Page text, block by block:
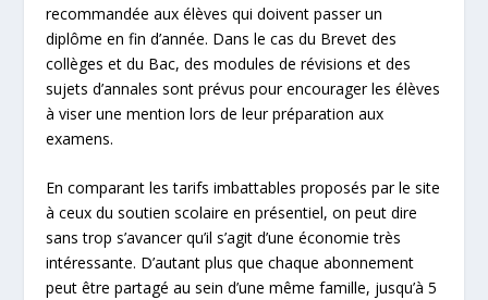
recommandée aux élèves qui doivent passer un
diplôme en fin d’année. Dans le cas du Brevet des
collèges et du Bac, des modules de révisions et des
sujets d’annales sont prévus pour encourager les élèves
à viser une mention lors de leur préparation aux
examens.
En comparant les tarifs imbattables proposés par le site
à ceux du soutien scolaire en présentiel, on peut dire
sans trop s’avancer qu’il s’agit d’une économie très
intéressante. D’autant plus que chaque abonnement
peut être partagé au sein d’une même famille, jusqu’à 5